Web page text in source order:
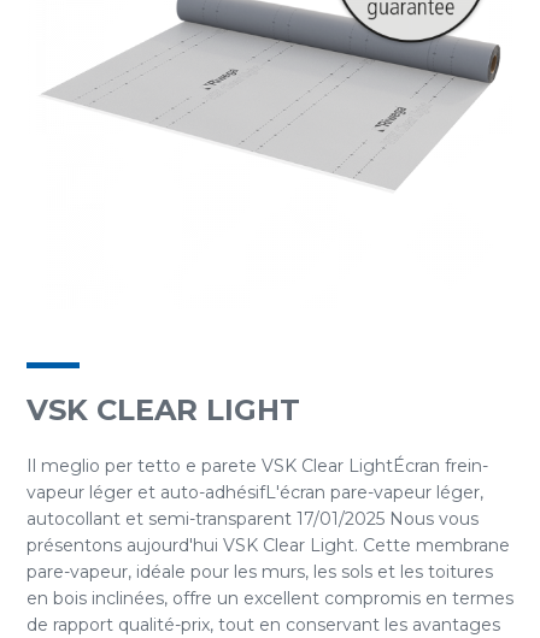
VSK CLEAR LIGHT
Il meglio per tetto e parete VSK Clear LightÉcran frein-
vapeur léger et auto-adhésifL'écran pare-vapeur léger,
autocollant et semi-transparent 17/01/2025 Nous vous
présentons aujourd'hui VSK Clear Light. Cette membrane
pare-vapeur, idéale pour les murs, les sols et les toitures
en bois inclinées, offre un excellent compromis en termes
de rapport qualité-prix, tout en conservant les avantages